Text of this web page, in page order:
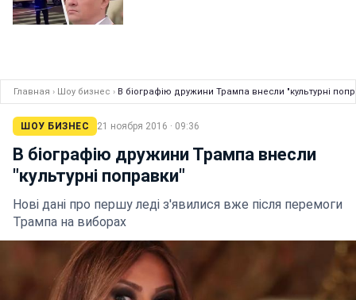
Главная › Шоу бизнес › В біографію дружини Трампа внесли "культурні
ШОУ БИЗНЕС 21 ноября 2016 · 09:36
В біографію дружини Трампа внесли
"культурні поправки"
Нові дані про першу леді з'явилися вже після перемоги
Трампа на виборах